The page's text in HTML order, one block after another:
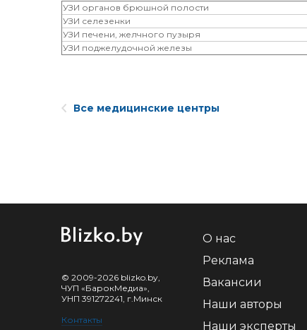
УЗИ органов брюшной полости
УЗИ селезенки
УЗИ печени, желчного пузыря
УЗИ поджелудочной железы
Все медицинские центры
© 2009-2026 blizko.by,
ЧУП «БарокМедиа»,
УНП 391272241, г.Минск
Контакты
О нас
Реклама
Вакансии
Наши авторы
Наши эксперты